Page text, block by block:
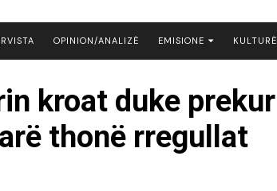
OPINION/ANALIZË EMISIONE
BOTA NE FOKUS
EKONOMIKS
EMISION DEBATIV
KULTURË
kroat duke prekur
thonë rregullat